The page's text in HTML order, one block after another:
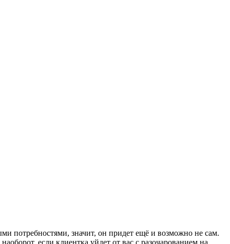
потребностями, значит, он придет ещё и возможно не сам.
если клиентка уйдет от вас с разочарованием на